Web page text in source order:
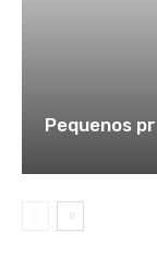
Pequenos